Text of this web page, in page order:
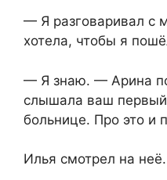
— Я разговаривал с
хотела, чтобы я
— Я знаю. — Арина
слышала ваш
больнице. Про это и
Илья смотрел на